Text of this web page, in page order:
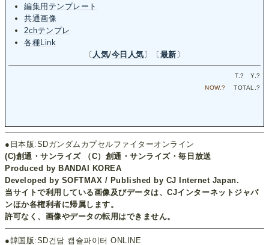
編集用テンプレート
共通画像
2chテンプレ
各種Link
〔 人気/今日人気 〕〔 最新 〕
T.? Y.?
NOW.? TOTAL.?
●日本版:SDガンダムカプセルファイターオンライン
(C)創通・サンライズ （C）創通・サンライズ・毎日放送
Produced by BANDAI KOREA
Developed by SOFTMAX / Published by CJ Internet Japan.
当サイトで利用している画像及びデータは、CJインターネットジャパ
ンほか各権利者に帰属します。
許可なく、画像やデータの転用はできません。
●韓国版:SD건담 캡슐파이터 ONLINE